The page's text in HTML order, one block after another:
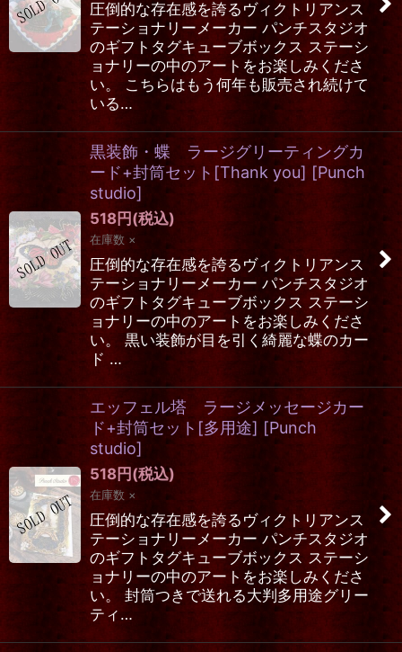
圧倒的な存在感を誇るヴィクトリアンス
テーショナリーメーカー パンチスタジオ
のギフトタグキューブボックス ステーシ
ョナリーの中のアートをお楽しみくださ
い。 こちらはもう何年も販売され続けて
いる…
黒装飾・蝶 ラージグリーティングカ
ード+封筒セット[Thank you] [Punch
studio]
518円 (税込)
在庫数 ×
圧倒的な存在感を誇るヴィクトリアンス
テーショナリーメーカー パンチスタジオ
のギフトタグキューブボックス ステーシ
ョナリーの中のアートをお楽しみくださ
い。 黒い装飾が目を引く綺麗な蝶のカー
ド …
エッフェル塔 ラージメッセージカー
ド+封筒セット[多用途] [Punch
studio]
518円 (税込)
在庫数 ×
圧倒的な存在感を誇るヴィクトリアンス
テーショナリーメーカー パンチスタジオ
のギフトタグキューブボックス ステーシ
ョナリーの中のアートをお楽しみくださ
い。 封筒つきで送れる大判多用途グリー
ティ…